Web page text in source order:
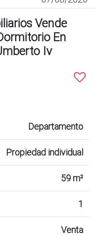
Vende
En
Iv
Departamento
Propiedad individual
59 m²
1
Venta